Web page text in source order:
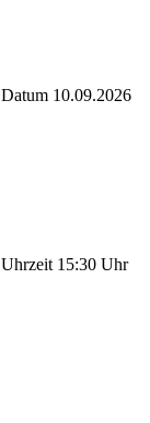
Datum 10.09.2026
Uhrzeit 15:30 Uhr